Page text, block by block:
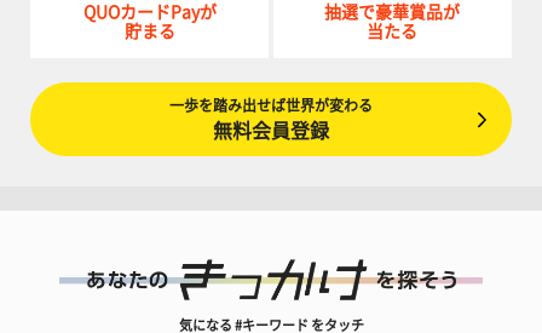
QUOカードPayが
貯まる
抽選で豪華賞品が
当たる
一歩を踏み出せば世界が変わる
無料会員登録
気になる #キーワード をタッチ